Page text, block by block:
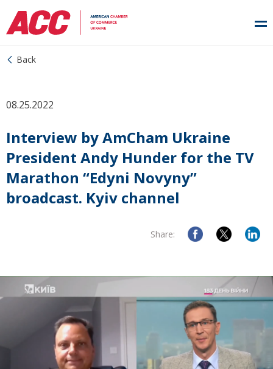
Back
08.25.2022
Interview by AmCham Ukraine
President Andy Hunder for the TV
Marathon “Edyni Novyny”
broadcast. Kyiv channel
Share: